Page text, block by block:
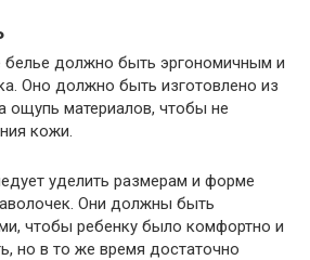
белье должно быть эргономичным и
Оно должно быть изготовлено из
ощупь материалов, чтобы не
кожи.
уделить размерам и форме
Они должны быть
чтобы ребенку было комфортно и
но в то же время достаточно